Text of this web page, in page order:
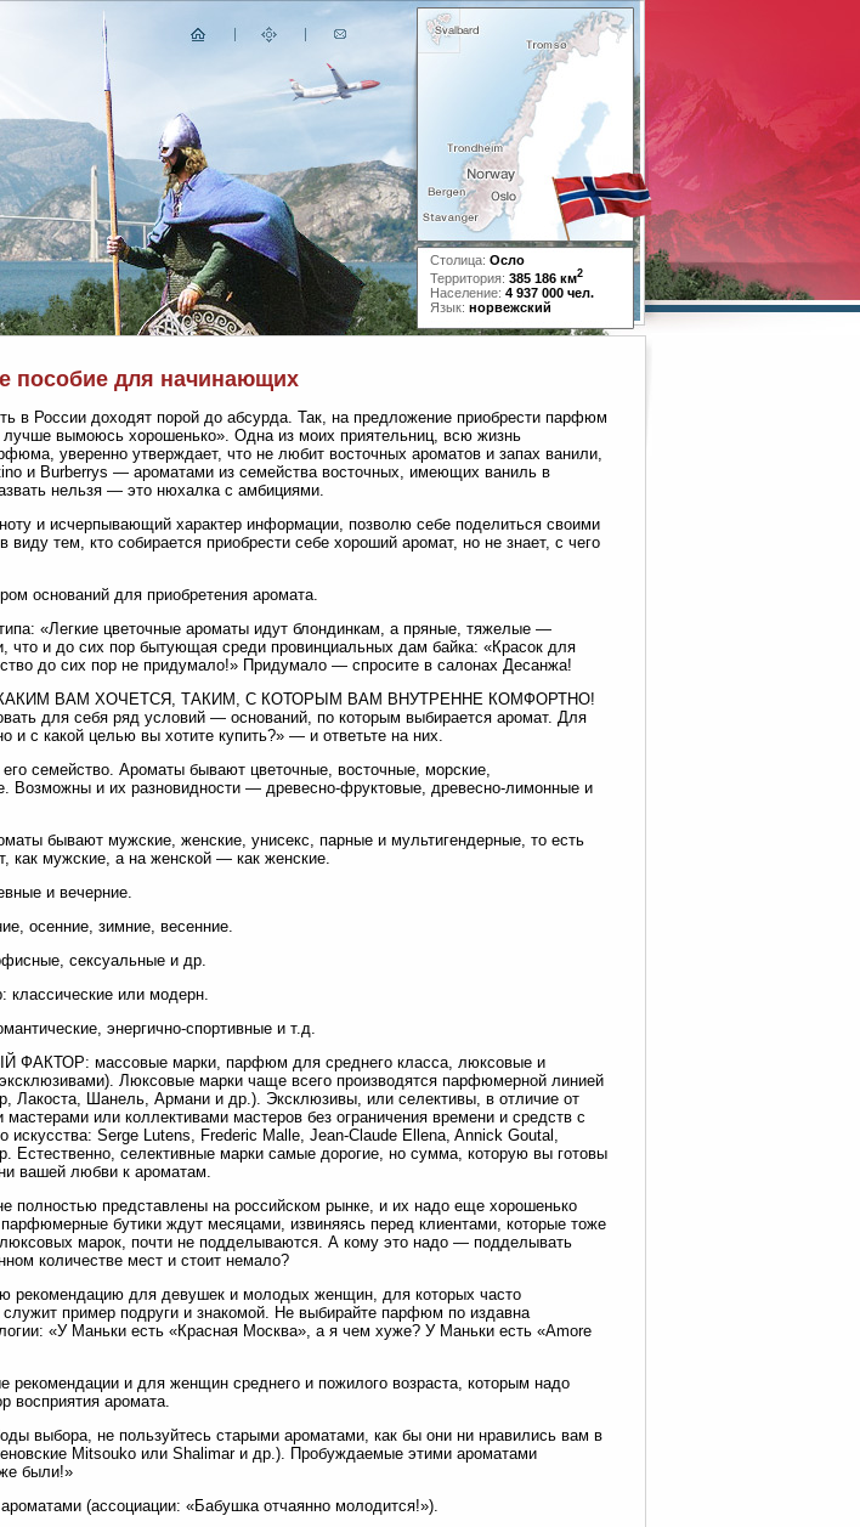
Столица: Осло
Территория: 385 186 км2
Население: 4 937 000 чел.
Язык: норвежский
пособие для начинающих
в России доходят порой до абсурда. Так, на предложение приобрести парфюм
вымоюсь хорошенько». Одна из моих приятельниц, всю жизнь
уверенно утверждает, что не любит восточных ароматов и запах ванили,
и Burberrys — ароматами из семейства восточных, имеющих ваниль в
нельзя — это нюхалка с амбициями.
и исчерпывающий характер информации, позволю себе поделиться своими
тем, кто собирается приобрести себе хороший аромат, но не знает, с чего
оснований для приобретения аромата.
«Легкие цветочные ароматы идут блондинкам, а пряные, тяжелые —
что и до сих пор бытующая среди провинциальных дам байка: «Красок для
до сих пор не придумало!» Придумало — спросите в салонах Десанжа!
ВАМ ХОЧЕТСЯ, ТАКИМ, С КОТОРЫМ ВАМ ВНУТРЕННЕ КОМФОРТНО!
для себя ряд условий — оснований, по которым выбирается аромат. Для
и с какой целью вы хотите купить?» — и ответьте на них.
семейство. Ароматы бывают цветочные, восточные, морские,
Возможны и их разновидности — древесно-фруктовые, древесно-лимонные и
бывают мужские, женские, унисекс, парные и мультигендерные, то есть
как мужские, а на женской — как женские.
и вечерние.
осенние, зимние, весенние.
сексуальные и др.
или модерн.
энергично-спортивные и т.д.
ФАКТОР: массовые марки, парфюм для среднего класса, люксовые и
Люксовые марки чаще всего производятся парфюмерной линией
Лакоста, Шанель, Армани и др.). Эксклюзивы, или селективы, в отличие от
или коллективами мастеров без ограничения времени и средств с
Serge Lutens, Frederic Malle, Jean-Claude Ellena, Annick Goutal,
Естественно, селективные марки самые дорогие, но сумма, которую вы готовы
вашей любви к ароматам.
полностью представлены на российском рынке, и их надо еще хорошенько
бутики ждут месяцами, извиняясь перед клиентами, которые тоже
марок, почти не подделываются. А кому это надо — подделывать
количестве мест и стоит немало?
рекомендацию для девушек и молодых женщин, для которых часто
пример подруги и знакомой. Не выбирайте парфюм по издавна
«У Маньки есть «Красная Москва», а я чем хуже? У Маньки есть «Amore
рекомендации и для женщин среднего и пожилого возраста, которым надо
восприятия аромата.
выбора, не пользуйтесь старыми ароматами, как бы они ни нравились вам в
Mitsouko или Shalimar и др.). Пробуждаемые этими ароматами
были!»
(ассоциации: «Бабушка отчаянно молодится!»).